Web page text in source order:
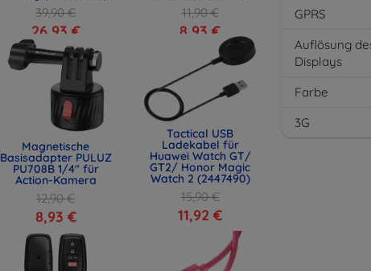
39,90 €
26,93 €
11,90 €
8,93 €
Magnetische
Basisadapter PULUZ
PU708B 1/4" für
Action-Kamera
12,90 €
8,93 €
Tactical USB
Ladekabel für
Huawei Watch GT/
GT2/ Honor Magic
Watch 2 (2447490)
15,90 €
11,92 €
GPRS
Auflösung
Displays
Farbe
3G